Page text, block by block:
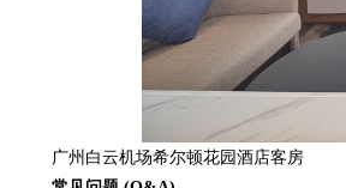
广州白云机场希尔顿花园酒店客房